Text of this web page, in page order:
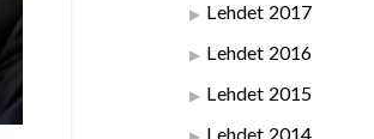
Lehdet 2017
Lehdet 2016
Lehdet 2015
Lehdet 2014